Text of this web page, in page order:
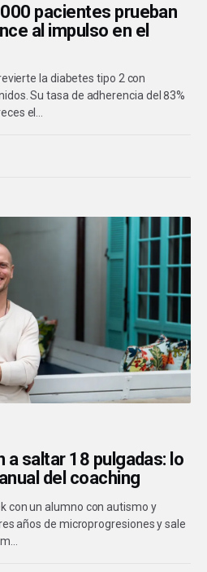
pacientes prueban
al impulso en el
la diabetes tipo 2 con
Su tasa de adherencia del 83%
el…
a saltar 18 pulgadas: lo
del coaching
con un alumno con autismo y
años de microprogresiones y sale